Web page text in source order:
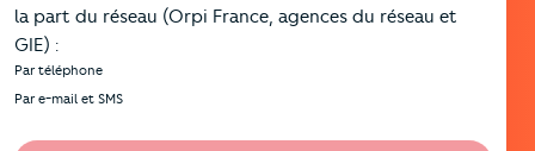
la part du réseau (Orpi France, agences du réseau et
GIE) :
Par téléphone
Par e-mail et SMS